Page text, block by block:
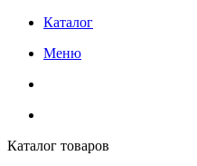
Каталог
Меню
Каталог товаров